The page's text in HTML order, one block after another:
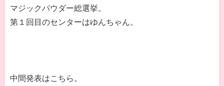
マジックパウダー総選挙。
第１回目のセンターはゆんちゃん。
中間発表はこちら。